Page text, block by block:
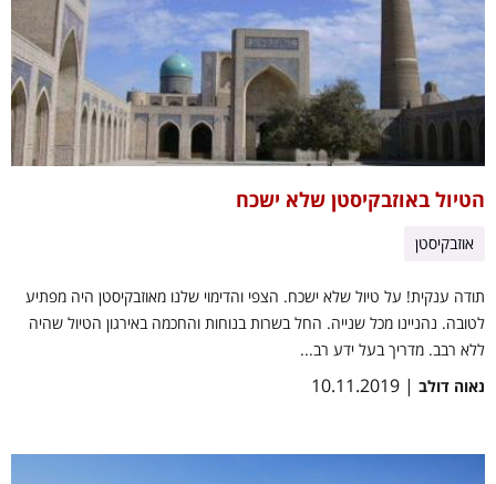
הטיול באוזבקיסטן שלא ישכח
אוזבקיסטן
תודה ענקית! על טיול שלא ישכח. הצפי והדימוי שלנו מאוזבקיסטן היה מפתיע
לטובה. נהניינו מכל שנייה. החל בשרות בנוחות והחכמה באירגון הטיול שהיה
ללא רבב. מדריך בעל ידע רב...
נאוה דולב | 10.11.2019